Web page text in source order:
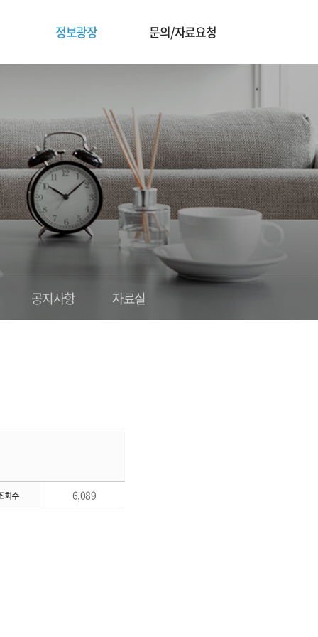
정보광장 문의/자료요청
공지사항 자료실
6,089